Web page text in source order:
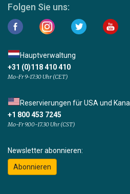
Folgen Sie uns:
Hauptverwaltung
+31 (0)118 410 410
Mo-Fr 9-17:30 Uhr (CET)
Reservierungen für USA und
+1 800 453 7245
Mo-Fr 9.00-17.30 Uhr (CST)
Newsletter abonnieren:
Abonnieren